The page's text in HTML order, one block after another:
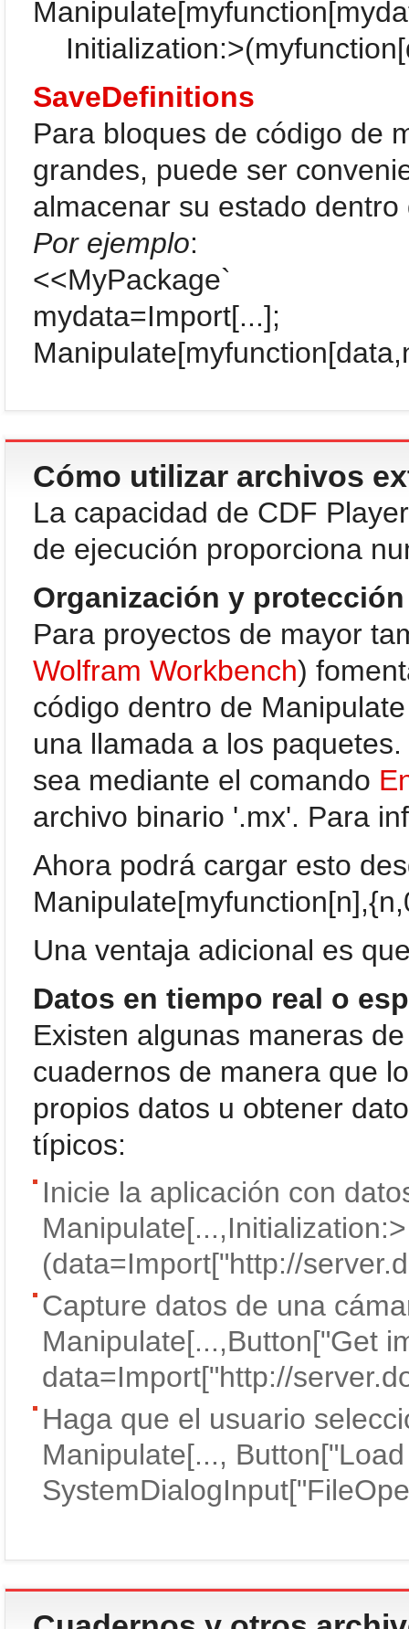
SaveDefinitions
Para bloques de código de
grandes, puede ser
almacenar su estado
Por ejemplo:
<<MyPackage`
mydata=Import[...];
Cómo utilizar archivos
La capacidad de CDF
de ejecución proporciona
Organización y
Para proyectos de mayor
Wolfram Workbench)
código dentro de
una llamada a los
sea mediante el comando
archivo binario '.mx'. Para
Ahora podrá cargar esto
Una ventaja adicional es
Datos en tiempo real o
Existen algunas maneras
cuadernos de manera que
propios datos u obtener
típicos:
Inicie la aplicación con
Manipulate[...,Initialization:>
(data=Import["http://
Capture datos de una
Manipulate[...,Button["Get
data=Import["http://
Haga que el usuario
Manipulate[...,